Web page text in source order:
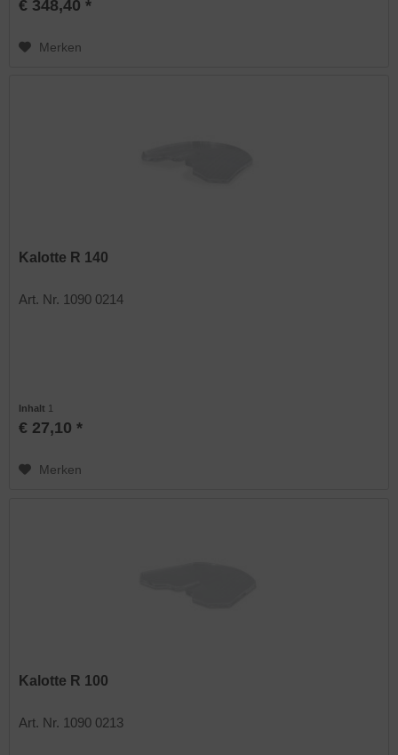
€ 348,40 *
Merken
Kalotte R 140
Art. Nr. 1090 0214
Inhalt 1
€ 27,10 *
Merken
Kalotte R 100
Art. Nr. 1090 0213